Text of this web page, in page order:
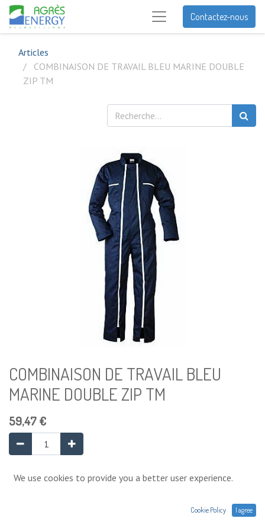
Contactez-nous
Articles
COMBINAISON DE TRAVAIL BLEU MARINE DOUBLE
ZIP TM
COMBINAISON DE TRAVAIL BLEU
MARINE DOUBLE ZIP TM
59,47€
Ajouter au panier
We use cookies to provide you a better user experience.
Cookie Policy I agree